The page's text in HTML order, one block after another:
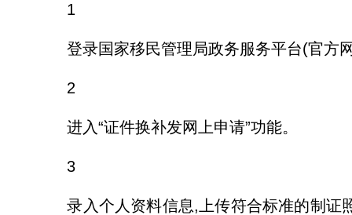
1
登录国家移民管理局政务服务平台(官方网
2
进入“证件换补发网上申请”功能。
3
录入个人资料信息,上传符合标准的制证